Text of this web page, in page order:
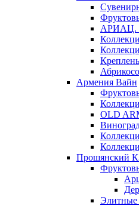
Армения Вайн
OLD
Прошянский
Элитные